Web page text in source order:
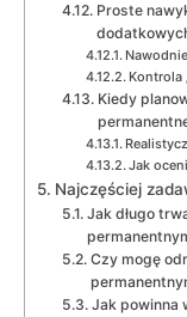
Proste
Kontrola
Kiedy
Jak
Najczęściej
Jak długo
Czy mogę
Jak powinna